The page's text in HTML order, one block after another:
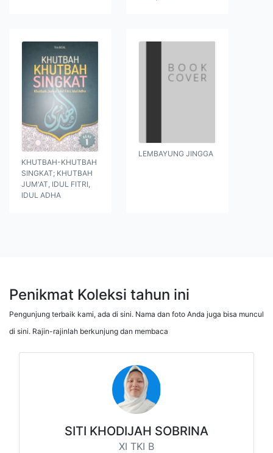
KHUTBAH-KHUTBAH
SINGKAT; KHUTBAH
JUM'AT, IDUL FITRI,
IDUL ADHA
LEMBAYUNG JINGGA
Penikmat Koleksi tahun ini
Pengunjung terbaik kami, ada di sini. Nama dan foto Anda juga bisa muncul
di sini. Rajin-rajinlah berkunjung dan membaca
SITI KHODIJAH SOBRINA
XI TKI B